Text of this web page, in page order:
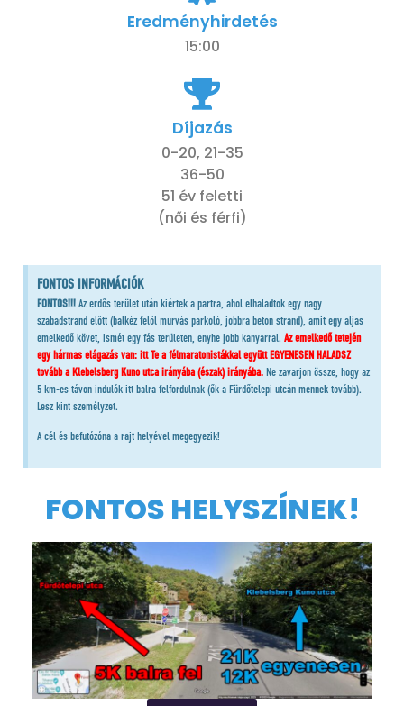
Eredményhirdetés
15:00
Díjazás
0-20, 21-35
36-50
51 év feletti
(női és férfi)
FONTOS INFORMÁCIÓK
FONTOS!!! Az erdős terület után kiértek a partra, ahol elhaladtok egy nagy
szabadstrand előtt (balkéz felől murvás parkoló, jobbra beton strand), amit egy aljas
emelkedő követ, ismét egy fás területen, enyhe jobb kanyarral. Az emelkedő tetején
egy hármas elágazás van: itt Te a félmaratonistákkal együtt EGYENESEN HALADSZ
tovább a Klebelsberg Kuno utca irányába (észak) irányába. Ne zavarjon össze, hogy az
5 km-es távon indulók itt balra felfordulnak (ők a Fürdőtelepi utcán mennek tovább).
Lesz kint személyzet.
A cél és befutózóna a rajt helyével megegyezik!
FONTOS HELYSZÍNEK!